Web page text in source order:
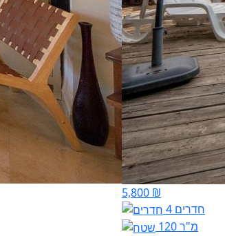
5,800 ₪
4 חדרים
120 מ"ר